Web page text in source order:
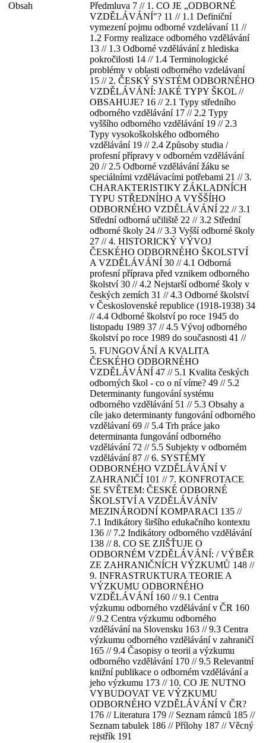
Obsah
Předmluva 7 // 1. CO JE „ODBORNÉ
VZDĚLÁVÁNÍ"? 11 // 1.1 Definiční
vymezení pojmu odborné vzdelávaní 11 //
1.2 Formy realizace odborného vzdělávání
13 // 1.3 Odborné vzdělávání z hlediska
pokročilosti 14 // 1.4 Terminologické
problémy v oblasti odborného vzdelávaní
15 // 2. ČESKÝ SYSTÉM ODBORNÉHO
VZDĚLÁVÁNÍ: JAKÉ TYPY ŠKOL //
OBSAHUJE? 16 // 2.1 Typy středního
odborného vzdělávání 17 // 2.2 Typy
vyššího odborného vzdělávání 19 // 2.3
Typy vysokoškolského odborného
vzdělávání 19 // 2.4 Způsoby studia /
profesní přípravy v odborném vzdělávání
20 // 2.5 Odborné vzdělávání žáku se
speciálními vzdělávacími potřebami 21 // 3.
CHARAKTERISTIKY ZÁKLADNÍCH
TYPU STŘEDNÍHO A VYŠŠÍHO
ODBORNÉHO VZDĚLÁVÁNÍ 22 // 3.1
Střední odborná učiliště 22 // 3.2 Střední
odborné školy 24 // 3.3 Vyšší odborné školy
27 // 4. HISTORICKÝ VÝVOJ
ČESKÉHO ODBORNÉHO ŠKOLSTVÍ
A VZDĚLÁVÁNÍ 30 // 4.1 Odborná
profesní příprava před vznikem odborného
školství 30 // 4.2 Nejstarší odborné školy v
českých zemích 31 // 4.3 Odborné školství
v Československé republice (1918-1938) 34
// 4.4 Odborné školství po roce 1945 do
listopadu 1989 37 // 4.5 Vývoj odborného
školství po roce 1989 do současnosti 41 //
5. FUNGOVÁNÍ A KVALITA
ČESKÉHO ODBORNÉHO
VZDĚLÁVÁNÍ 47 // 5.1 Kvalita českých
odborných škol - co o ní víme? 49 // 5.2
Determinanty fungování systému
odborného vzdělávání 51 // 5.3 Obsahy a
cíle jako determinanty fungování odborného
vzdělávaní 69 // 5.4 Trh práce jako
determinanta fungování odborného
vzdělávání 72 // 5.5 Subjekty v odborném
vzdělávání 87 // 6. SYSTÉMY
ODBORNÉHO VZDĚLÁVÁNÍ V
ZAHRANIČÍ 101 // 7. KONFROTACE
SE SVĚTEM: ČESKÉ ODBORNÉ
ŠKOLSTVÍ A VZDĚLÁVÁNÍV
MEZINÁRODNÍ KOMPARACI 135 //
7.1 Indikátory širšího edukačního kontextu
136 // 7.2 Indikátory odborného vzdělávání
138 // 8. CO SE ZJIŠŤUJE O
ODBORNÉM VZDĚLÁVÁNÍ: / VÝBĚR
ZE ZAHRANIČNÍCH VÝZKUMŮ 148 //
9. INFRASTRUKTURA TEORIE A
VÝZKUMU ODBORNÉHO
VZDĚLÁVÁNÍ 160 // 9.1 Centra
výzkumu odborného vzdělávání v ČR 160
// 9.2 Centra výzkumu odborného
vzdělávání na Slovensku 163 // 9.3 Centra
výzkumu odborného vzdělávání v zahraničí
165 // 9.4 Časopisy o teorii a výzkumu
odborného vzdělávání 170 // 9.5 Relevantní
knižní publikace o odborném vzdělávání a
jeho výzkumu 173 // 10. CO JE NUTNO
VYBUDOVAT VE VÝZKUMU
ODBORNÉHO VZDĚLÁVÁNÍ V ČR?
176 // Literatura 179 // Seznam rámců 185 //
Seznam tabulek 186 // Přílohy 187 // Věcný
rejstřík 191